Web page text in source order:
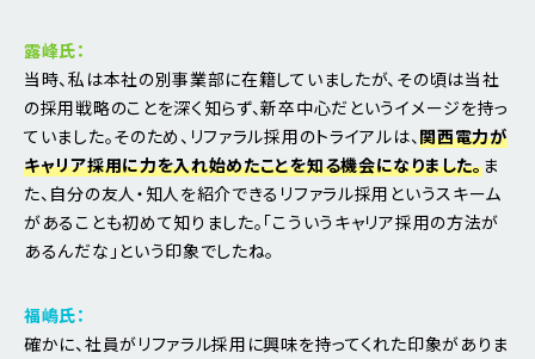
露峰氏：
当時、私は本社の別事業部に在籍していましたが、その頃は当社
の採用戦略のことを深く知らず、新卒中心だというイメージを持っ
ていました。そのため、リファラル採用のトライアルは、関西電力が
キャリア採用に力を入れ始めたことを知る機会になりました。ま
た、自分の友人・知人を紹介できるリファラル採用というスキーム
があることも初めて知りました。「こういうキャリア採用の方法が
あるんだな」という印象でしたね。
福嶋氏：
確かに、社員がリファラル採用に興味を持ってくれた印象がありま